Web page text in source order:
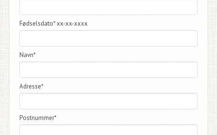
Fødselsdato* xx-xx-xxxx
Navn*
Adresse*
Postnummer*